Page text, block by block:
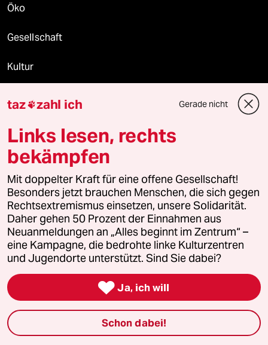
Öko
Gesellschaft
Kultur
Nord
Wahrheit
Themen
Bergsteigen
USA unter Trump
Katzen
taz zahl ich Gerade nicht
Links lesen, rechts
bekämpfen
Mit doppelter Kraft für eine offene Gesellschaft!
Besonders jetzt brauchen Menschen, die sich gegen
Rechtsextremismus einsetzen, unsere Solidarität.
Daher gehen 50 Prozent der Einnahmen aus
Neuanmeldungen an „Alles beginnt im Zentrum“ –
eine Kampagne, die bedrohte linke Kulturzentren
und Jugendorte unterstützt. Sind Sie dabei?
 Ja, ich will
Schon dabei!